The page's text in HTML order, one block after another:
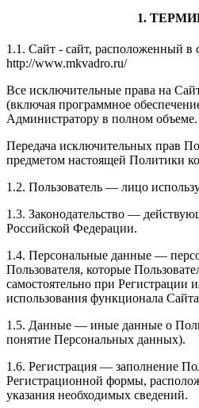
1.
1.1. Сайт - сайт, расположенный в
http://www.mkvadro.ru/
Все исключительные права на
(включая программное
Администратору в полном объеме.
Передача исключительных прав
предметом настоящей Политики
1.2. Пользователь — лицо
1.3. Законодательство —
Российской Федерации.
1.4. Персональные данные —
Пользователя, которые
самостоятельно при Регистрации
использования функционала
1.5. Данные — иные данные о
понятие Персональных данных).
1.6. Регистрация — заполнение
Регистрационной формы,
указания необходимых сведений.